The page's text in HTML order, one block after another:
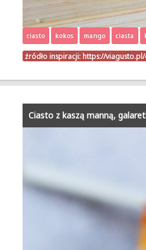
ciasto kokos mango ciasta
źródło inspiracji: https://
Ciasto z kaszą manną,